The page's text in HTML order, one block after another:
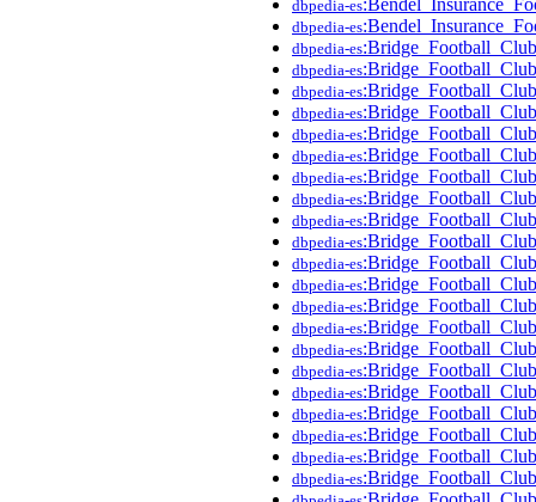
dbpedia-es
dbpedia-es
dbpedia-es
dbpedia-es
dbpedia-es
dbpedia-es
dbpedia-es
dbpedia-es
dbpedia-es
dbpedia-es
dbpedia-es
dbpedia-es
dbpedia-es
dbpedia-es
dbpedia-es
dbpedia-es
dbpedia-es
dbpedia-es
dbpedia-es
dbpedia-es
dbpedia-es
dbpedia-es
dbpedia-es